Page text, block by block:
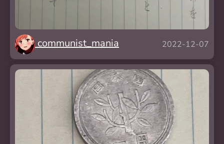
communist_mania 2022-12-07